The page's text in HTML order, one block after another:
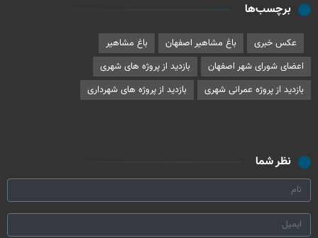
برچسب‌ها
عکس خبری باغ مشاهیر اصفهان
باغ مشاهیر
اعضای شورای شهر اصفهان
بازدید از پروژه های شهری
بازدید از پروژه عمرانی شهری
بازدید از پروژه های شهرداری
نظر شما